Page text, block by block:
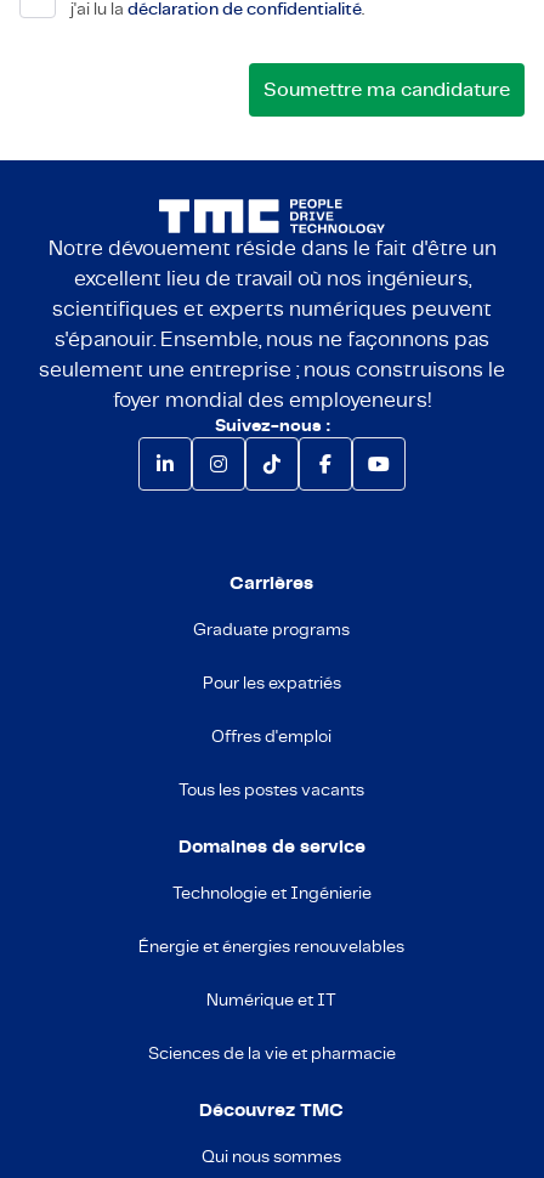
j'ai lu la déclaration de confidentialité.
Notre dévouement réside dans le fait d'être un
excellent lieu de travail où nos ingénieurs,
scientifiques et experts numériques peuvent
s'épanouir. Ensemble, nous ne façonnons pas
seulement une entreprise ; nous construisons le
foyer mondial des employeneurs!
Suivez-nous :
Carrières
Graduate programs
Pour les expatriés
Offres d'emploi
Tous les postes vacants
Domaines de service
Technologie et Ingénierie
Énergie et énergies renouvelables
Numérique et IT
Sciences de la vie et pharmacie
Découvrez TMC
Qui nous sommes